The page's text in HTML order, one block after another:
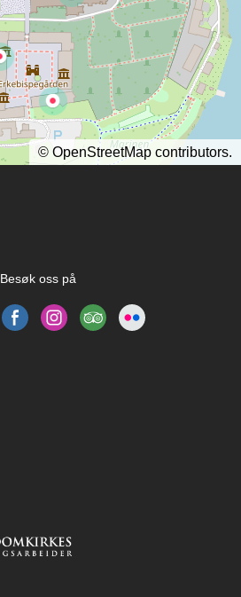
Besøk oss på
© OpenStreetMap contributors.